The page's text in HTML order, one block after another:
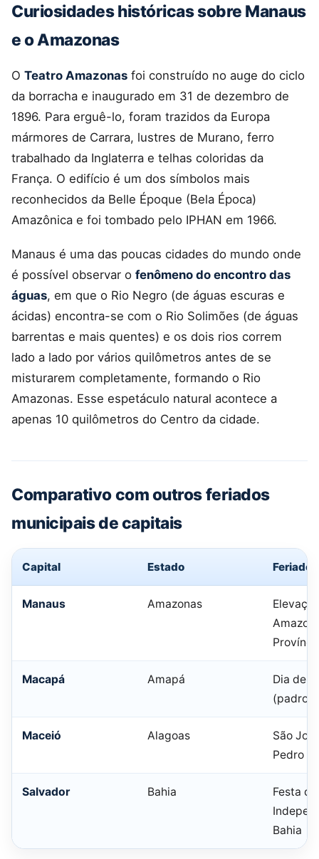
Curiosidades históricas sobre Manaus
e o Amazonas
O Teatro Amazonas foi construído no auge do ciclo
da borracha e inaugurado em 31 de dezembro de
1896. Para erguê-lo, foram trazidos da Europa
mármores de Carrara, lustres de Murano, ferro
trabalhado da Inglaterra e telhas coloridas da
França. O edifício é um dos símbolos mais
reconhecidos da Belle Époque (Bela Época)
Amazônica e foi tombado pelo IPHAN em 1966.
Manaus é uma das poucas cidades do mundo onde
é possível observar o fenômeno do encontro das
águas, em que o Rio Negro (de águas escuras e
ácidas) encontra-se com o Rio Solimões (de águas
barrentas e mais quentes) e os dois rios correm
lado a lado por vários quilômetros antes de se
misturarem completamente, formando o Rio
Amazonas. Esse espetáculo natural acontece a
apenas 10 quilômetros do Centro da cidade.
Comparativo com outros feriados
municipais de capitais
Capital Estado Feriado
Manaus Amazonas
Macapá Amapá
Dia de
Maceió Alagoas
São
Pedro
Salvador Bahia
Festa da
Bahia